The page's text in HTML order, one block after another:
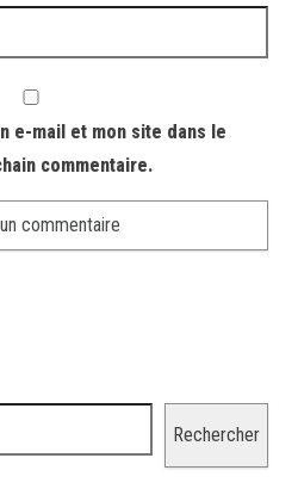
e-mail et mon site dans le
commentaire.
Rechercher